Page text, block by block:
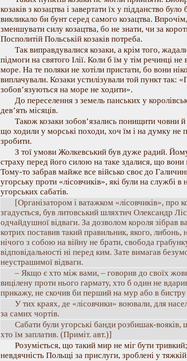
козаків з козацтва і завертати їх у підданство
викликало би бунт серед самого козацтва.
зменшувати силу козацтва, бо не знати, чи за
Посполитій Польській козаків потреба.
Так виправдувалися козаки, а крім того,
підмоги на святого Ілії. Коли б їм у тім речинці
море. На те поляки не хотіли пристати, бо вони
виплачували. Козаки устилізували той пункт
зобов’язуються на море не ходити».
До переселення з земель панських у
дев’ять місяців.
Також козаки зобов’язались понищити човни
що ходили у морські походи, хоч їм і на думку не
зробити.
З тої умови Жолкевський був дуже радий.
страху перед його силою на таке здалися, що
Тому-то забрав майже все військо своє до
угорську проти «лісовчиків», які були на службі в
угорських сабатів.
[Організатором і ватажком «лісовчиків», про
згадується, був литовський шляхтич Олександр
одчайдушної відваги. За дозволом короля зібрав
котрих поставив такий правильник, якого, либонь,
нічого з собою на війну не брати, свобода
відповідальності ні перед ким. Зате вимагав
неустрашимої відваги.
– Якщо є хто між вами, – говорив до своїх
вицілену проти нього гармату, хто б один не
прикажу, не скочив би перший на мур або в бистру
У тих краях, де «лісовчики» воювали, для
за самих чортів.
Сабати були угорські банди розбишак-вояків,
хто їм заплатив. (Приміт. авт.)]
Розуміється, що такий мир не міг бути
невдячність Польщі за прислуги, зроблені у